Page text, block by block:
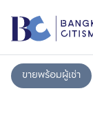
ขายพร้อมผู้เช่า